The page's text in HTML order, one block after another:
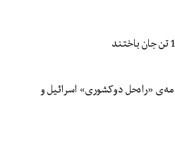
«راه‌حل دوکشوری» اسرائیل و